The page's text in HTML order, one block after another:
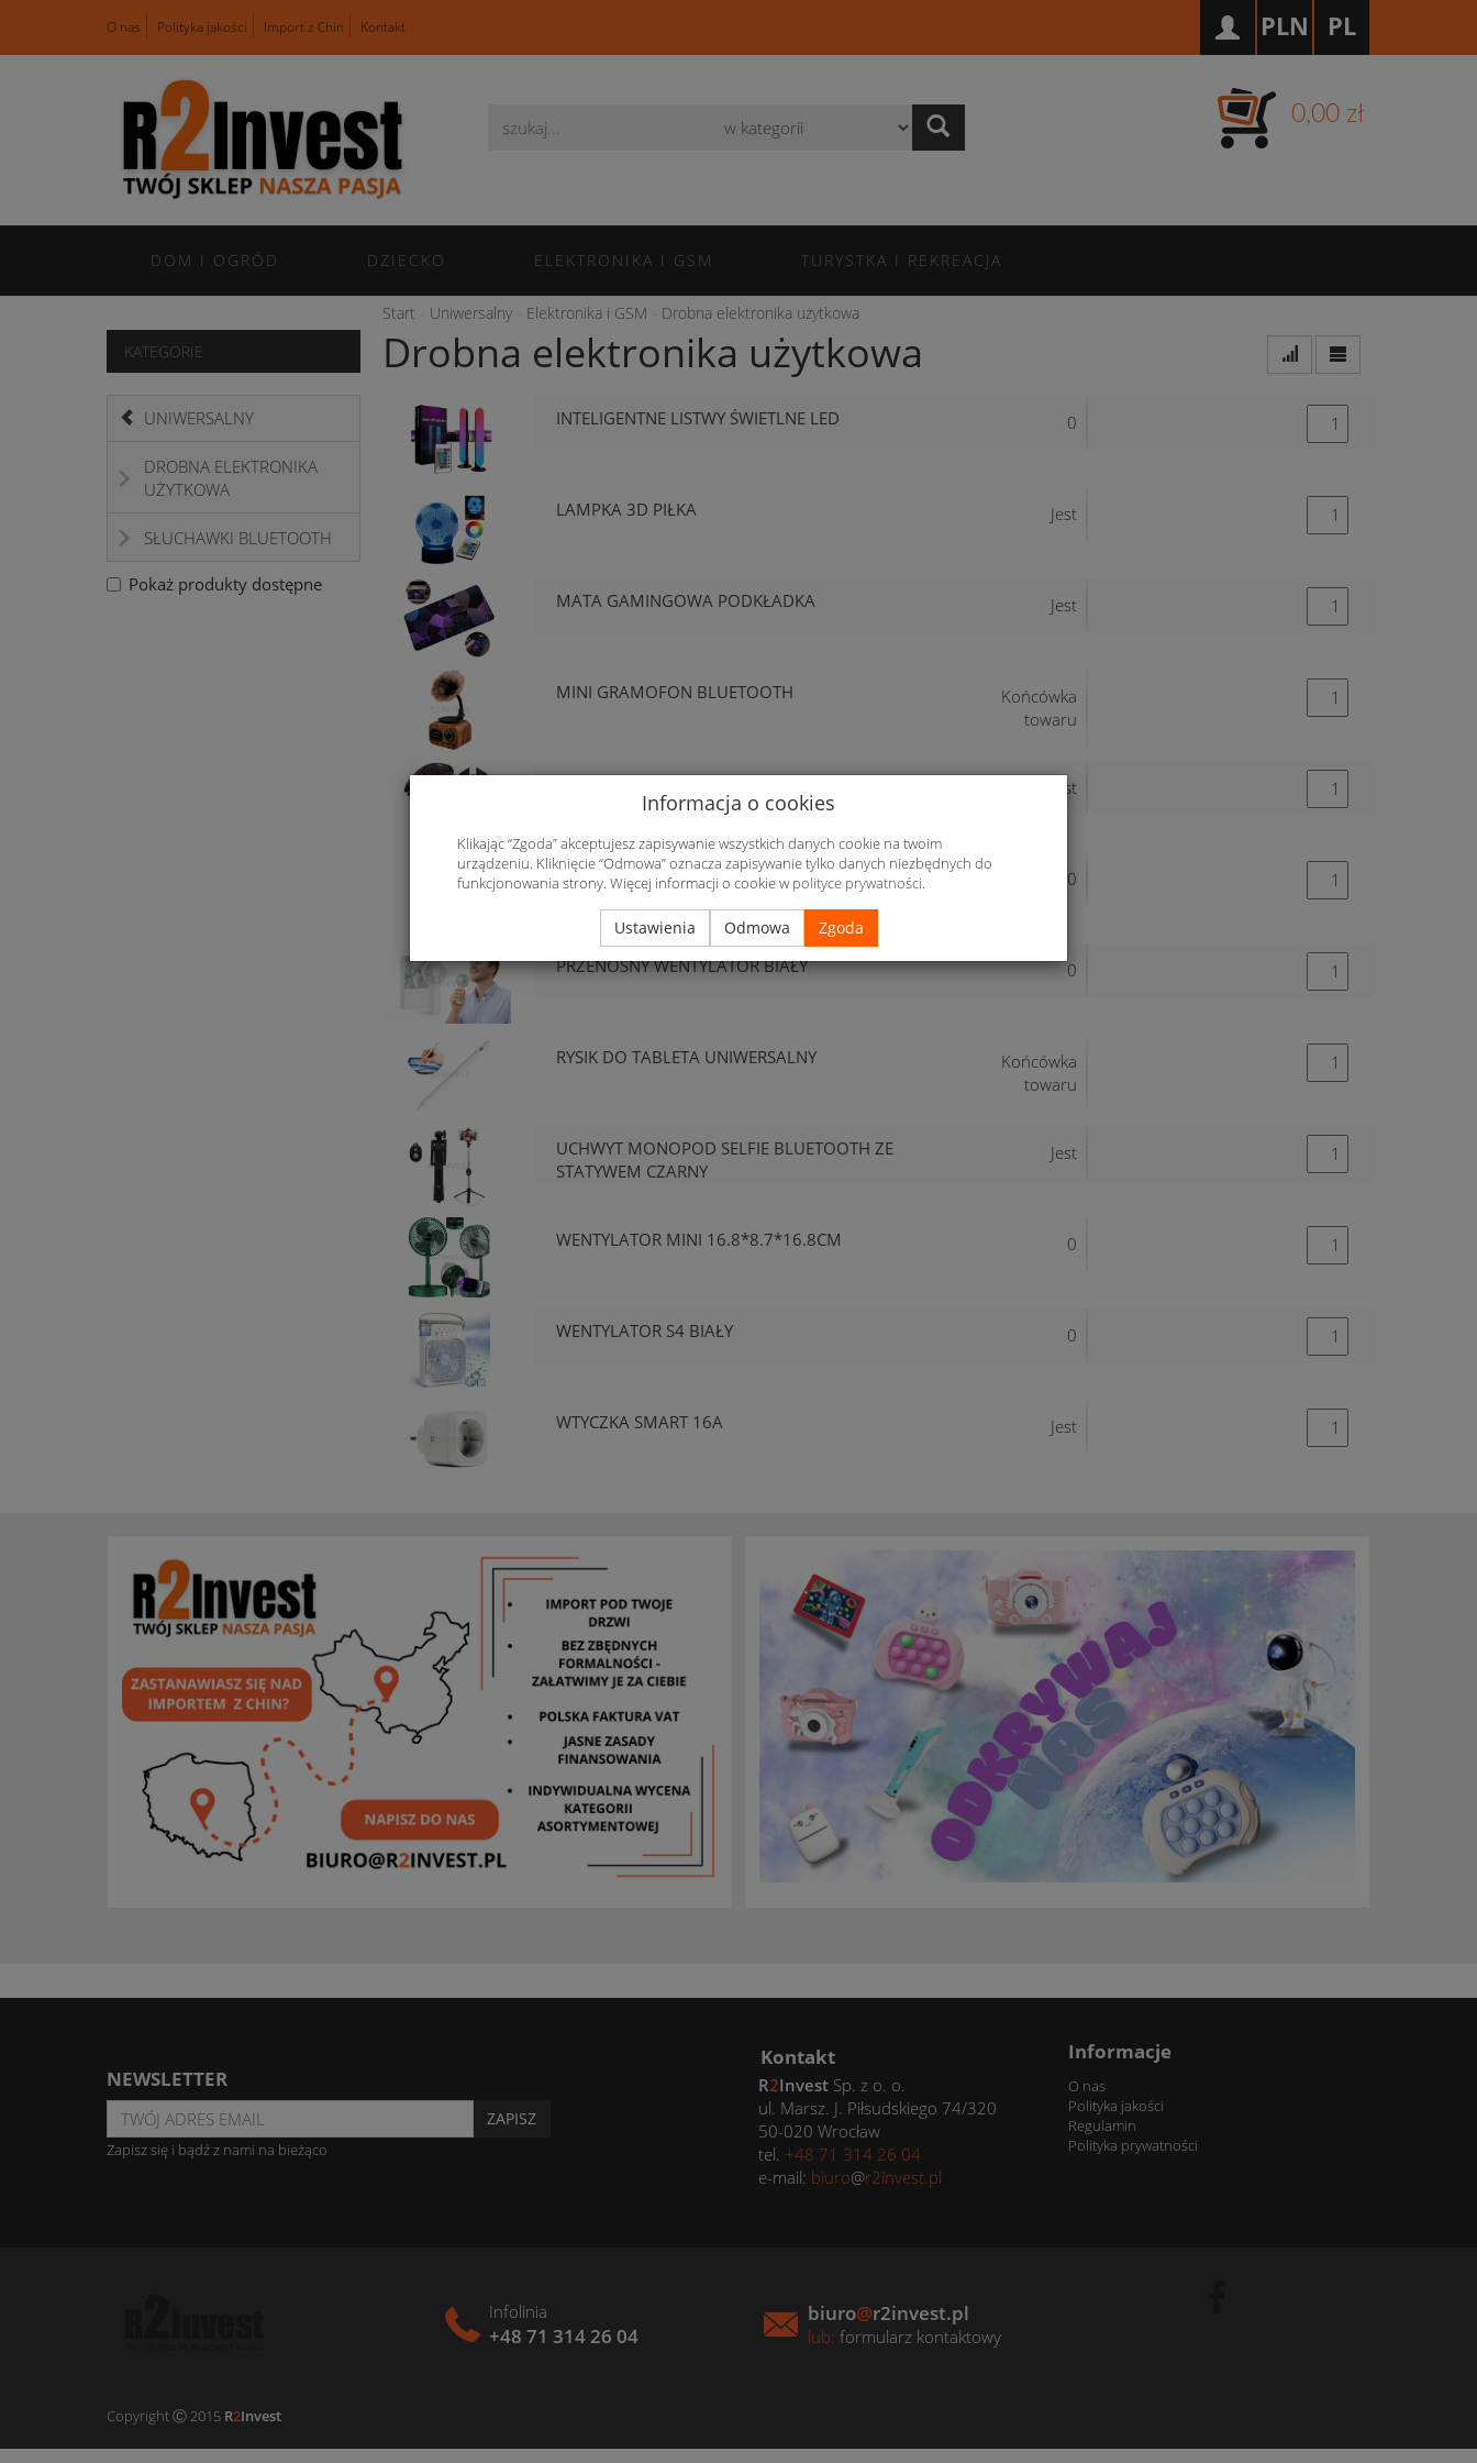
O nas Polityka jakości Import z Chin Kontakt PL
PLN
0,00 zł
DOM I OGRÓD DZIECKO ELEKTRONIKA I GSM TURYSTKA I REKREACJA
Start Uniwersalny Elektronika i GSM Drobna elektronika użytkowa
Drobna elektronika użytkowa
INTELIGENTNE LISTWY ŚWIETLNE LED 0
LAMPKA 3D PIŁKA Jest
MATA GAMINGOWA PODKŁADKA Jest
MINI GRAMOFON BLUETOOTH
Końcówka
towaru
Jest
ODKURZACZ RĘCZNY MINI 0
PRZENOŚNY WENTYLATOR BIAŁY 0
RYSIK DO TABLETA UNIWERSALNY
Końcówka
towaru
UCHWYT MONOPOD SELFIE BLUETOOTH ZE
STATYWEM CZARNY
Jest
WENTYLATOR MINI 16.8*8.7*16.8CM 0
WENTYLATOR S4 BIAŁY 0
WTYCZKA SMART 16A Jest
KATEGORIE
UNIWERSALNY
DROBNA ELEKTRONIKA
UŻYTKOWA
SŁUCHAWKI BLUETOOTH
Pokaż produkty dostępne
NEWSLETTER
ZAPISZ
Zapisz się i bądź z nami na bieżąco
Kontakt
R2Invest Sp. z o. o.
ul. Marsz. J. Piłsudskiego 74/320
50-020 Wrocław
tel. +48 71 314 26 04
e-mail: biuro@r2invest.pl
Informacje
O nas
Polityka jakości
Regulamin
Polityka prywatności
Infolinia
+48 71 314 26 04
biuro@r2invest.pl
lub: formularz kontaktowy
Copyright Ⓒ 2015 R2Invest
Informacja o cookies
Klikając “Zgoda” akceptujesz zapisywanie wszystkich danych cookie na twoim
urządzeniu. Kliknięcie “Odmowa” oznacza zapisywanie tylko danych niezbędnych do
funkcjonowania strony. Więcej informacji o cookie w polityce prywatności.
Ustawienia Odmowa Zgoda